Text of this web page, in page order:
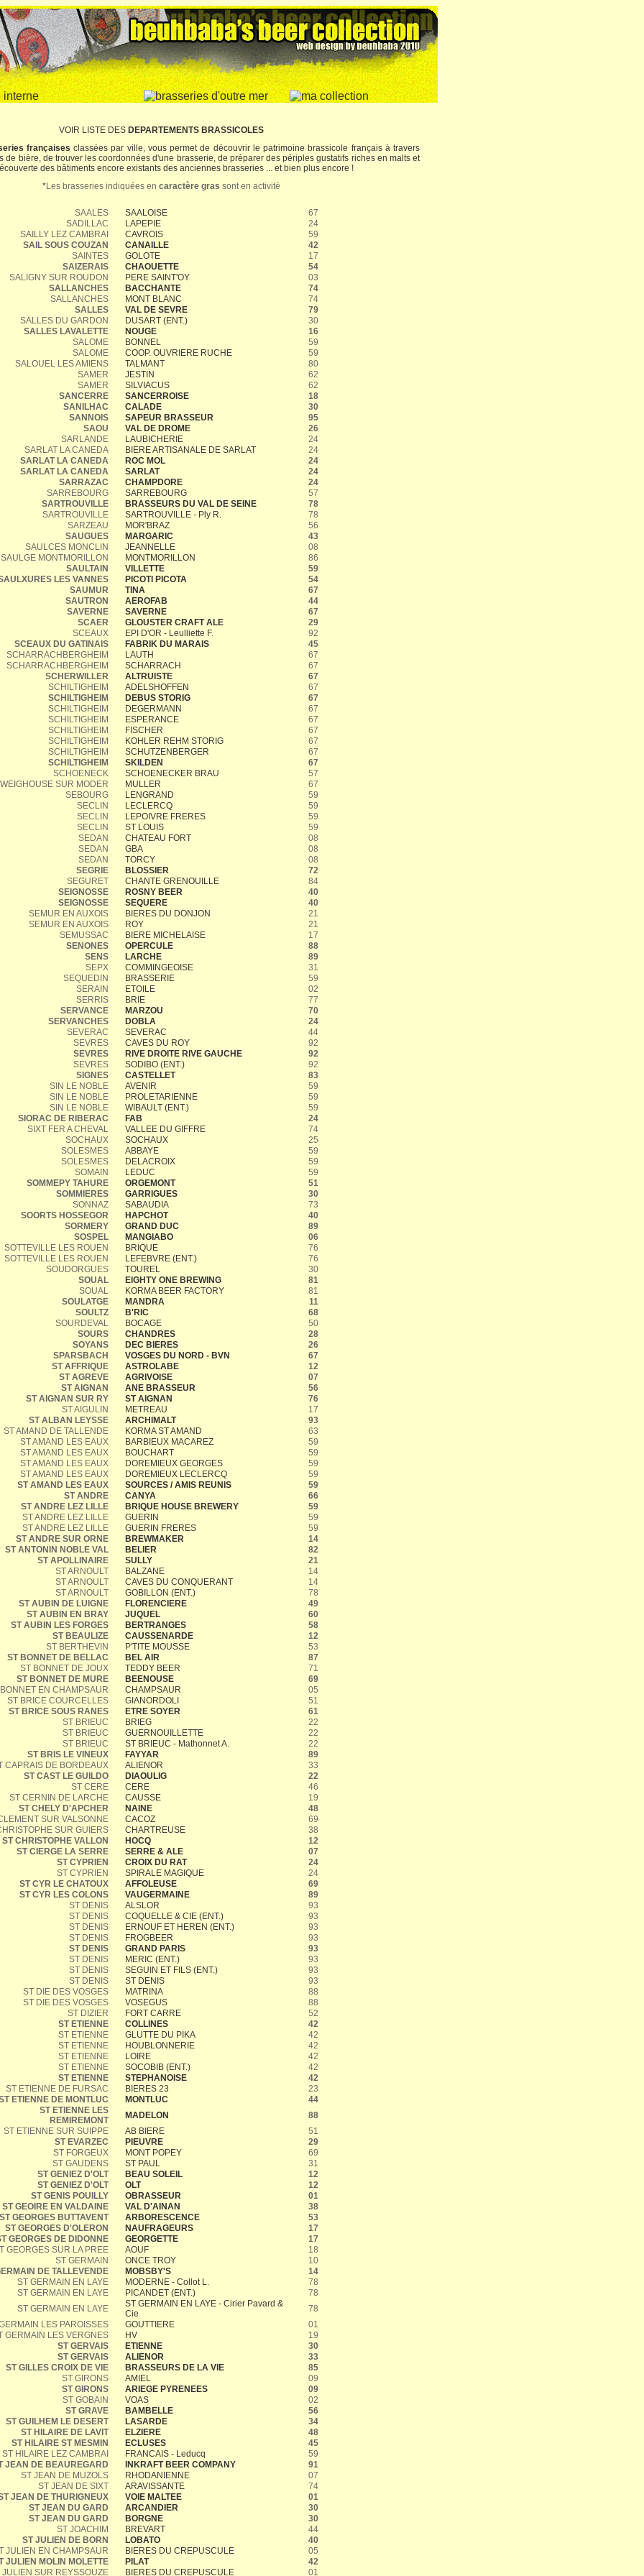
VOIR LISTE DES DEPARTEMENTS BRASSICOLES
françaises classées par ville, vous permet de découvrir le patrimoine brassicole français à travers
de bière, de trouver les coordonnées d'une brasserie, de préparer des périples gustatifs riches en malts et
des bâtiments encore existants des anciennes brasseries ... et bien plus encore !
*Les brasseries indiquées en caractère gras sont en activité
SAALES SAALOISE
67
SADILLAC
LAPEPIE
24
SAILLY LEZ CAMBRAI
CAVROIS
59
SAIL SOUS COUZAN
CANAILLE
42
SAINTES
GOLOTE
17
SAIZERAIS
CHAOUETTE
54
SALIGNY SUR ROUDON
PERE SAINT'OY
03
SALLANCHES
BACCHANTE
74
SALLANCHES
MONT BLANC
74
SALLES
VAL DE SEVRE
79
SALLES DU GARDON
DUSART (ENT.)
30
SALLES LAVALETTE
NOUGE
16
SALOME
BONNEL
59
SALOME
COOP. OUVRIERE RUCHE
59
SALOUEL LES AMIENS
TALMANT
80
SAMER
JESTIN
62
SAMER
SILVIACUS
62
SANCERRE
SANCERROISE
18
SANILHAC
CALADE
30
SANNOIS
SAPEUR BRASSEUR
95
SAOU
VAL DE DROME
26
SARLANDE
LAUBICHERIE
24
SARLAT LA CANEDA
BIERE ARTISANALE DE SARLAT
24
SARLAT LA CANEDA
ROC MOL
24
SARLAT LA CANEDA
SARLAT
24
SARRAZAC
CHAMPDORE
24
SARREBOURG
SARREBOURG
57
SARTROUVILLE
BRASSEURS DU VAL DE SEINE
78
SARTROUVILLE
SARTROUVILLE - Ply R.
78
SARZEAU
MOR'BRAZ
56
SAUGUES
MARGARIC
43
SAULCES MONCLIN
JEANNELLE
08
SAULGE MONTMORILLON
MONTMORILLON
86
SAULTAIN
VILLETTE
59
LES VANNES
PICOTI PICOTA
54
SAUMUR
TINA
67
SAUTRON
AEROFAB
44
SAVERNE
SAVERNE
67
SCAER
GLOUSTER CRAFT ALE
29
SCEAUX
EPI D'OR - Leulliette F.
92
SCEAUX DU GATINAIS
FABRIK DU MARAIS
45
SCHARRACHBERGHEIM
LAUTH
67
SCHARRACHBERGHEIM
SCHARRACH
67
SCHERWILLER
ALTRUISTE
67
SCHILTIGHEIM
ADELSHOFFEN
67
SCHILTIGHEIM
DEBUS STORIG
67
SCHILTIGHEIM
DEGERMANN
67
SCHILTIGHEIM
ESPERANCE
67
SCHILTIGHEIM
FISCHER
67
SCHILTIGHEIM
KOHLER REHM STORIG
67
SCHILTIGHEIM
SCHUTZENBERGER
67
SCHILTIGHEIM
SKILDEN
67
SCHOENECK
SCHOENECKER BRAU
57
SUR MODER
MULLER
67
SEBOURG
LENGRAND
59
SECLIN
LECLERCQ
59
SECLIN
LEPOIVRE FRERES
59
SECLIN
ST LOUIS
59
SEDAN
CHATEAU FORT
08
SEDAN
GBA
08
SEDAN
TORCY
08
SEGRIE
BLOSSIER
72
SEGURET
CHANTE GRENOUILLE
84
SEIGNOSSE
ROSNY BEER
40
SEIGNOSSE
SEQUERE
40
SEMUR EN AUXOIS
BIERES DU DONJON
21
SEMUR EN AUXOIS
ROY
21
SEMUSSAC
BIERE MICHELAISE
17
SENONES
OPERCULE
88
SENS
LARCHE
89
SEPX
COMMINGEOISE
31
SEQUEDIN
BRASSERIE
59
SERAIN
ETOILE
02
SERRIS
BRIE
77
SERVANCE
MARZOU
70
SERVANCHES
DOBLA
24
SEVERAC
SEVERAC
44
SEVRES
CAVES DU ROY
92
SEVRES
RIVE DROITE RIVE GAUCHE
92
SEVRES
SODIBO (ENT.)
92
SIGNES
CASTELLET
83
SIN LE NOBLE
AVENIR
59
SIN LE NOBLE
PROLETARIENNE
59
SIN LE NOBLE
WIBAULT (ENT.)
59
SIORAC DE RIBERAC
FAB
24
SIXT FER A CHEVAL
VALLEE DU GIFFRE
74
SOCHAUX
SOCHAUX
25
SOLESMES
ABBAYE
59
SOLESMES
DELACROIX
59
SOMAIN
LEDUC
59
SOMMEPY TAHURE
ORGEMONT
51
SOMMIERES
GARRIGUES
30
SONNAZ
SABAUDIA
73
SOORTS HOSSEGOR
HAPCHOT
40
SORMERY
GRAND DUC
89
SOSPEL
MANGIABO
06
SOTTEVILLE LES ROUEN
BRIQUE
76
SOTTEVILLE LES ROUEN
LEFEBVRE (ENT.)
76
SOUDORGUES
TOUREL
30
SOUAL
EIGHTY ONE BREWING
81
SOUAL
KORMA BEER FACTORY
81
SOULATGE
MANDRA
11
SOULTZ
B'RIC
68
SOURDEVAL
BOCAGE
50
SOURS
CHANDRES
28
SOYANS
DEC BIERES
26
SPARSBACH
VOSGES DU NORD - BVN
67
ST AFFRIQUE
ASTROLABE
12
ST AGREVE
AGRIVOISE
07
ST AIGNAN
ANE BRASSEUR
56
ST AIGNAN SUR RY
ST AIGNAN
76
ST AIGULIN
METREAU
17
ST ALBAN LEYSSE
ARCHIMALT
93
ST AMAND DE TALLENDE
KORMA ST AMAND
63
ST AMAND LES EAUX
BARBIEUX MACAREZ
59
ST AMAND LES EAUX
BOUCHART
59
ST AMAND LES EAUX
DOREMIEUX GEORGES
59
ST AMAND LES EAUX
DOREMIEUX LECLERCQ
59
ST AMAND LES EAUX
SOURCES / AMIS REUNIS
59
ST ANDRE
CANYA
66
ST ANDRE LEZ LILLE
BRIQUE HOUSE BREWERY
59
ST ANDRE LEZ LILLE
GUERIN
59
ST ANDRE LEZ LILLE
GUERIN FRERES
59
ST ANDRE SUR ORNE
BREWMAKER
14
ST ANTONIN NOBLE VAL
BELIER
82
ST APOLLINAIRE
SULLY
21
ST ARNOULT
BALZANE
14
ST ARNOULT
CAVES DU CONQUERANT
14
ST ARNOULT
GOBILLON (ENT.)
78
ST AUBIN DE LUIGNE
FLORENCIERE
49
ST AUBIN EN BRAY
JUQUEL
60
ST AUBIN LES FORGES
BERTRANGES
58
ST BEAULIZE
CAUSSENARDE
12
ST BERTHEVIN
P'TITE MOUSSE
53
ST BONNET DE BELLAC
BEL AIR
87
ST BONNET DE JOUX
TEDDY BEER
71
ST BONNET DE MURE
BEENOUSE
69
EN CHAMPSAUR
CHAMPSAUR
05
ST BRICE COURCELLES
GIANORDOLI
51
ST BRICE SOUS RANES
ETRE SOYER
61
ST BRIEUC
BRIEG
22
ST BRIEUC
GUERNOUILLETTE
22
ST BRIEUC
ST BRIEUC - Mathonnet A.
22
ST BRIS LE VINEUX
FAYYAR
89
CAPRAIS DE BORDEAUX
ALIENOR
33
ST CAST LE GUILDO
DIAOULIG
22
ST CERE
CERE
46
ST CERNIN DE LARCHE
CAUSSE
19
ST CHELY D'APCHER
NAINE
48
SUR VALSONNE
CACOZ
69
SUR GUIERS
CHARTREUSE
38
ST CHRISTOPHE VALLON
HOCQ
12
ST CIERGE LA SERRE
SERRE & ALE
07
ST CYPRIEN
CROIX DU RAT
24
ST CYPRIEN
SPIRALE MAGIQUE
24
ST CYR LE CHATOUX
AFFOLEUSE
69
ST CYR LES COLONS
VAUGERMAINE
89
ST DENIS
ALSLOR
93
ST DENIS
COQUELLE & CIE (ENT.)
93
ST DENIS
ERNOUF ET HEREN (ENT.)
93
ST DENIS
FROGBEER
93
ST DENIS
GRAND PARIS
93
ST DENIS
MERIC (ENT.)
93
ST DENIS
SEGUIN ET FILS (ENT.)
93
ST DENIS
ST DENIS
93
ST DIE DES VOSGES
MATRINA
88
ST DIE DES VOSGES
VOSEGUS
88
ST DIZIER
FORT CARRE
52
ST ETIENNE
COLLINES
42
ST ETIENNE
GLUTTE DU PIKA
42
ST ETIENNE
HOUBLONNERIE
42
ST ETIENNE
LOIRE
42
ST ETIENNE
SOCOBIB (ENT.)
42
ST ETIENNE
STEPHANOISE
42
ST ETIENNE DE FURSAC
BIERES 23
23
ETIENNE DE MONTLUC
MONTLUC
44
ST ETIENNE LES
REMIREMONT
MADELON
88
ST ETIENNE SUR SUIPPE
AB BIERE
51
ST EVARZEC
PIEUVRE
29
ST FORGEUX
MONT POPEY
69
ST GAUDENS
ST PAUL
31
ST GENIEZ D'OLT
BEAU SOLEIL
12
ST GENIEZ D'OLT
OLT
12
ST GENIS POUILLY
OBRASSEUR
01
ST GEOIRE EN VALDAINE
VAL D'AINAN
38
GEORGES BUTTAVENT
ARBORESCENCE
53
ST GEORGES D'OLERON
NAUFRAGEURS
17
GEORGES DE DIDONNE
GEORGETTE
17
GEORGES SUR LA PREE
AOUF
18
ST GERMAIN
ONCE TROY
10
DE TALLEVENDE
MOBSBY'S
14
ST GERMAIN EN LAYE
MODERNE - Collot L.
78
ST GERMAIN EN LAYE
PICANDET (ENT.)
78
ST GERMAIN EN LAYE
ST GERMAIN EN LAYE - Cirier Pavard &
Cie
78
LES PAROISSES
GOUTTIERE
01
GERMAIN LES VERGNES
HV
19
ST GERVAIS
ETIENNE
30
ST GERVAIS
ALIENOR
33
ST GILLES CROIX DE VIE
BRASSEURS DE LA VIE
85
ST GIRONS
AMIEL
09
ST GIRONS
ARIEGE PYRENEES
09
ST GOBAIN
VOAS
02
ST GRAVE
BAMBELLE
56
ST GUILHEM LE DESERT
LASARDE
34
ST HILAIRE DE LAVIT
ELZIERE
48
ST HILAIRE ST MESMIN
ECLUSES
45
ST HILAIRE LEZ CAMBRAI
FRANCAIS - Leducq
59
JEAN DE BEAUREGARD
INKRAFT BEER COMPANY
91
ST JEAN DE MUZOLS
RHODANIENNE
07
ST JEAN DE SIXT
ARAVISSANTE
74
JEAN DE THURIGNEUX
VOIE MALTEE
01
ST JEAN DU GARD
ARCANDIER
30
ST JEAN DU GARD
BORGNE
30
ST JOACHIM
BREVART
44
ST JULIEN DE BORN
LOBATO
40
JULIEN EN CHAMPSAUR
BIERES DU CREPUSCULE
05
JULIEN MOLIN MOLETTE
PILAT
42
JULIEN SUR REYSSOUZE
BIERES DU CREPUSCULE 01